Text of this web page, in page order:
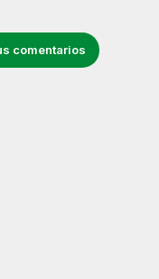
comentarios